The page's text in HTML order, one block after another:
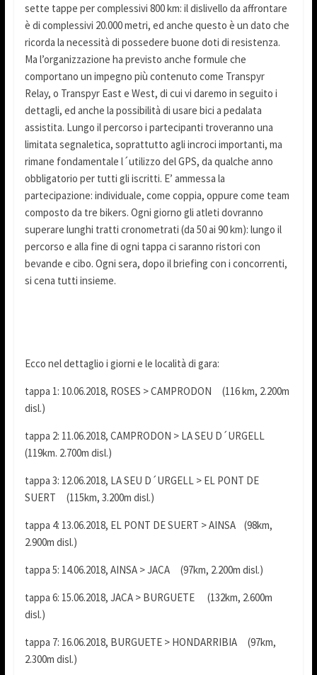
sette tappe per complessivi 800 km: il dislivello da affrontare
è di complessivi 20.000 metri, ed anche questo è un dato che
ricorda la necessità di possedere buone doti di resistenza.
Ma l’organizzazione ha previsto anche formule che
comportano un impegno più contenuto come Transpyr
Relay, o Transpyr East e West, di cui vi daremo in seguito i
dettagli, ed anche la possibilità di usare bici a pedalata
assistita. Lungo il percorso i partecipanti troveranno una
limitata segnaletica, soprattutto agli incroci importanti, ma
rimane fondamentale l´utilizzo del GPS, da qualche anno
obbligatorio per tutti gli iscritti. E’ ammessa la
partecipazione: individuale, come coppia, oppure come team
composto da tre bikers. Ogni giorno gli atleti dovranno
superare lunghi tratti cronometrati (da 50 ai 90 km): lungo il
percorso e alla fine di ogni tappa ci saranno ristori con
bevande e cibo. Ogni sera, dopo il briefing con i concorrenti,
si cena tutti insieme.
Ecco nel dettaglio i giorni e le località di gara:
tappa 1: 10.06.2018, ROSES > CAMPRODON (116 km, 2.200m
disl.)
tappa 2: 11.06.2018, CAMPRODON > LA SEU D´URGELL
(119km. 2.700m disl.)
tappa 3: 12.06.2018, LA SEU D´URGELL > EL PONT DE
SUERT (115km, 3.200m disl.)
tappa 4: 13.06.2018, EL PONT DE SUERT > AINSA (98km,
2.900m disl.)
tappa 5: 14.06.2018, AINSA > JACA (97km, 2.200m disl.)
tappa 6: 15.06.2018, JACA > BURGUETE (132km, 2.600m
disl.)
tappa 7: 16.06.2018, BURGUETE > HONDARRIBIA (97km,
2.300m disl.)